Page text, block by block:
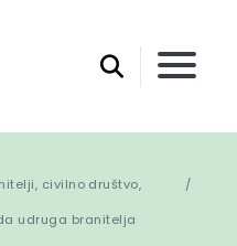
civilno društvo,
udruga branitelja